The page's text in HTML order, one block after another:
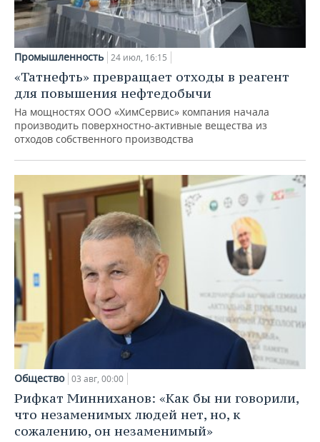
Промышленность 24 июл, 16:15
«Татнефть» превращает отходы в реагент
для повышения нефтедобычи
На мощностях ООО «ХимСервис» компания начала
производить поверхностно-активные вещества из
отходов собственного производства
Общество 03 авг, 00:00
Рифкат Минниханов: «Как бы ни говорили,
что незаменимых людей нет, но, к
сожалению, он незаменимый»